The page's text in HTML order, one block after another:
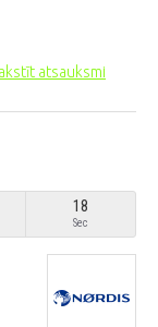
atsauksmi
17
Sec